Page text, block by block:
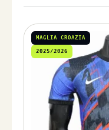
MAGLIA CROAZIA
2025/2026